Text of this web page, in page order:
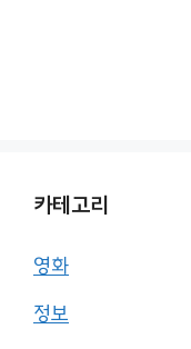
카테고리
영화
정보